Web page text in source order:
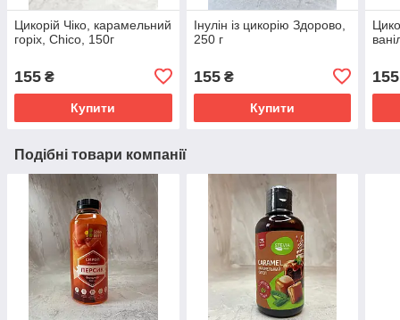
Цикорій Чіко, карамельний
горіх, Chico, 150г
155 ₴
Купити
Інулін із цикорію Здорово,
250 г
155₴
Купити
155
Подібні товари компанії